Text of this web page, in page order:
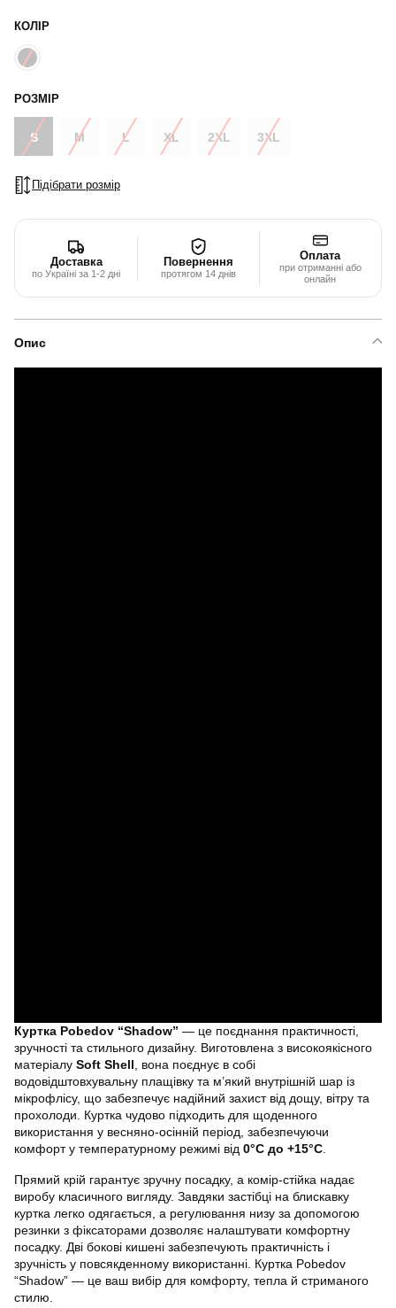
КОЛІР
РОЗМІР
S M L XL 2XL 3XL
Підібрати розмір
Доставка
по Україні за 1-2 дні
Повернення
протягом 14 днів
Оплата
при отриманні або
онлайн
Опис
Куртка Pobedov “Shadow” — це поєднання практичності,
зручності та стильного дизайну. Виготовлена з високоякісного
матеріалу Soft Shell , вона поєднує в собі
водовідштовхувальну плащівку та м’який внутрішній шар із
мікрофлісу, що забезпечує надійний захист від дощу, вітру та
прохолоди. Куртка чудово підходить для щоденного
використання у весняно-осінній період, забезпечуючи
комфорт у температурному режимі від 0°C до +15°C
Прямий крій гарантує зручну посадку, а комір-стійка надає
виробу класичного вигляду. Завдяки застібці на блискавку
куртка легко одягається, а регулювання низу за допомогою
резинки з фіксаторами дозволяє налаштувати комфортну
посадку. Дві бокові кишені забезпечують практичність і
зручність у повсякденному використанні. Куртка Pobedov
“Shadow” — це ваш вибір для комфорту, тепла й стриманого
стилю.